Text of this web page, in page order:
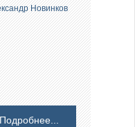
Новинков
Подробнее...